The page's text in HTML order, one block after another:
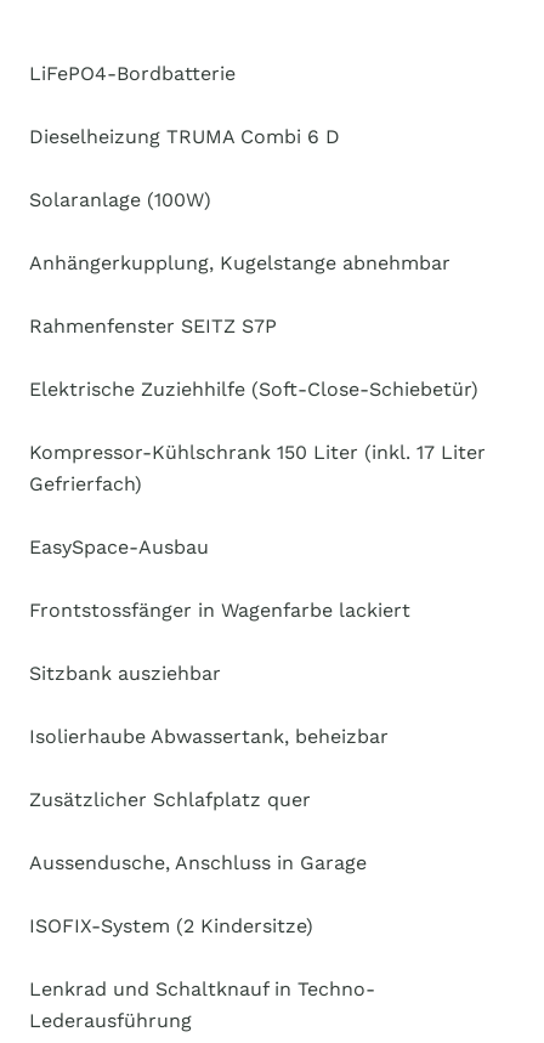
LiFePO4-Bordbatterie
Dieselheizung TRUMA Combi 6 D
Solaranlage (100W)
Anhängerkupplung, Kugelstange abnehmbar
Rahmenfenster SEITZ S7P
Elektrische Zuziehhilfe (Soft-Close-Schiebetür)
Kompressor-Kühlschrank 150 Liter (inkl. 17 Liter
Gefrierfach)
EasySpace-Ausbau
Frontstossfänger in Wagenfarbe lackiert
Sitzbank ausziehbar
Isolierhaube Abwassertank, beheizbar
Zusätzlicher Schlafplatz quer
Aussendusche, Anschluss in Garage
ISOFIX-System (2 Kindersitze)
Lenkrad und Schaltknauf in Techno-
Lederausführung